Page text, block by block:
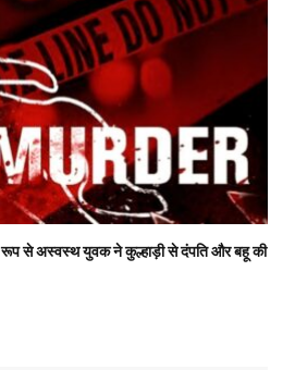
रूप से अस्वस्थ युवक ने कुल्हाड़ी से दंपति और बहू की